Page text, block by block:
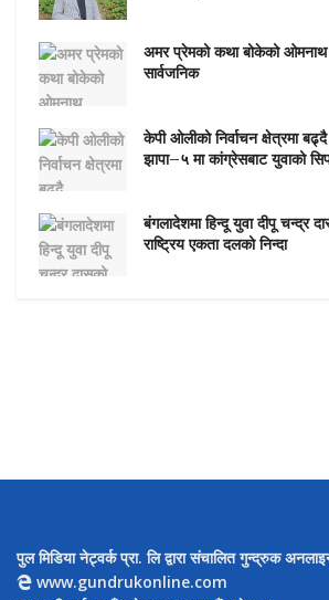
अमर प्रेमको कथा बोकेको ओमनाथ
सार्वजनिक
केपी ओलीको निर्वाचन क्षेत्रमा
झापा–५ मा कांग्रेसबाट युवाको
बंगलादेशमा हिन्दू युवा दीपू चन्द्र
राष्ट्रिय एकता दलको निन्दा
पुल मिडिया नेट्वर्क प्रा. लि द्वारा संचालित गुन्द्रुक
www.gundrukonline.com